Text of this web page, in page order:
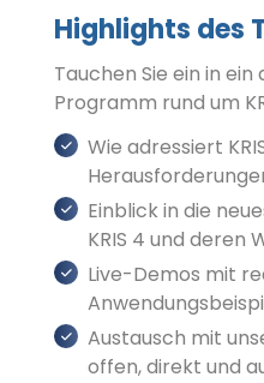
Highlights des
Tauchen Sie ein in
Programm rund um
Wie adressiert
Einblick in die
KRIS 4 und deren
Live-Demos mit
Austausch mit
offen, direkt und